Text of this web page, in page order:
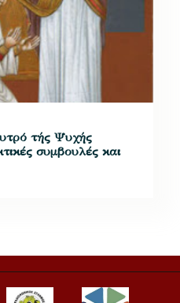
τής Ψυχής
συμβουλές και